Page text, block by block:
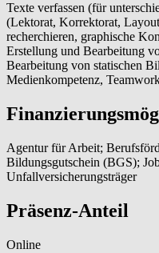
Texte verfassen (für
(Lektorat, Korrektorat,
recherchieren, graphische
Erstellung und Bearbeitung
Bearbeitung von statischen
Medienkompetenz,
Agentur für Arbeit;
Bildungsgutschein (BGS);
Unfallversicherungsträger
Präsenz-Anteil
Online